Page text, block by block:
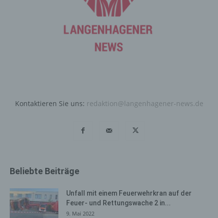
Kontaktieren Sie uns: redaktion@langenhagener-news.de
Beliebte Beiträge
Unfall mit einem Feuerwehrkran auf der
Feuer- und Rettungswache 2 in...
9. Mai 2022
Internetbrowsers verhindern und damit der Setzung von
bereits gesetzte Cookies jederzeit über einen
Internetbrowser oder andere Softwareprogramme
gelöscht werden. Dies ist in allen gängigen
und Informationen
automatisiertes System eine Reihe von allgemeinen
Informationen werden in den Logfiles des Servers
gespeichert. Erfasst werden können die (1) verwendeten
Browsertypen und Versionen, (2) das vom zugreifenden